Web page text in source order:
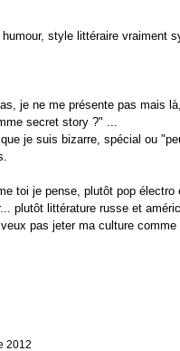
style littéraire vraiment
je ne me présente pas mais
secret story ?" ...
je suis bizarre, spécial ou
toi je pense, plutôt pop électro
plutôt littérature russe et
pas jeter ma culture comme
2012